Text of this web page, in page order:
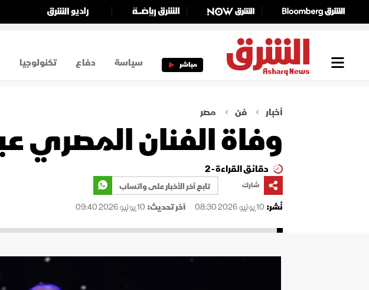
مباشر سياسة دفاع تكنولوجيا
أخبار فن مصر
وفاة الفنان المصري عبد
دقائق القراءة - 2
شارك
تابع آخر الأخبار على واتساب
نُشر: 10 يونيو 2026 08:30 آخر تحديث: 10 يونيو 2026 09:40